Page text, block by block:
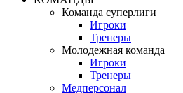
Команда суперлиги
Игроки
Тренеры
Молодежная команда
Игроки
Тренеры
Медперсонал